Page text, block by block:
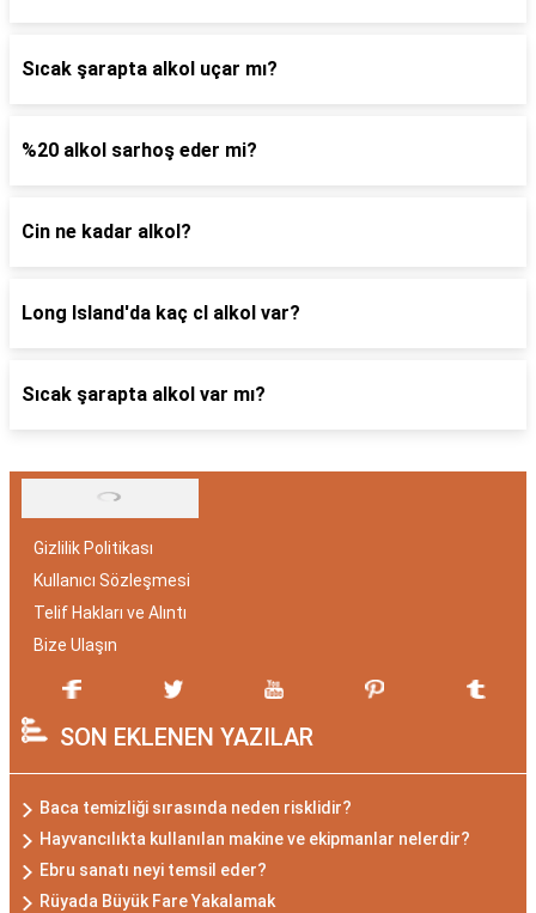
Sıcak şarapta alkol uçar mı?
%20 alkol sarhoş eder mi?
Cin ne kadar alkol?
Long Island'da kaç cl alkol var?
Sıcak şarapta alkol var mı?
Gizlilik Politikası
Kullanıcı Sözleşmesi
Telif Hakları ve Alıntı
Bize Ulaşın
SON EKLENEN YAZILAR
Baca temizliği sırasında neden risklidir?
Hayvancılıkta kullanılan makine ve ekipmanlar nelerdir?
Ebru sanatı neyi temsil eder?
Rüyada Büyük Fare Yakalamak